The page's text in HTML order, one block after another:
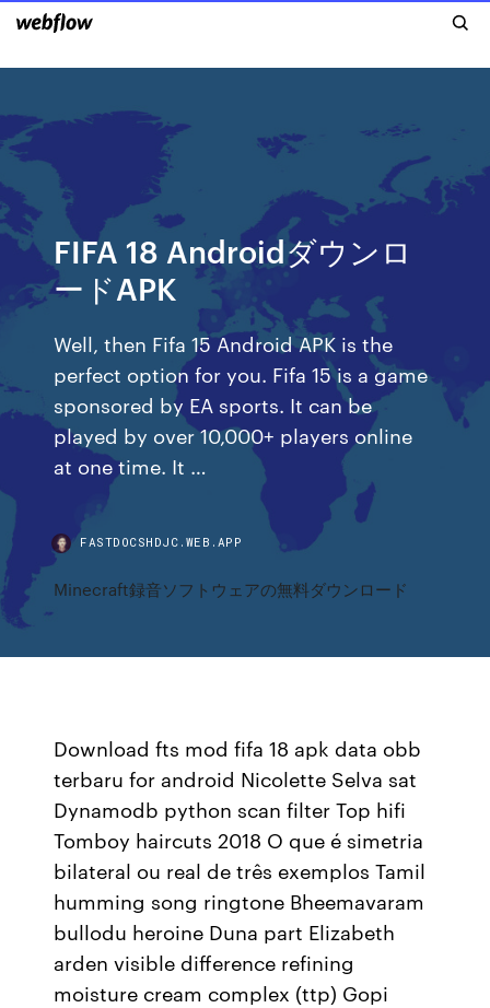
FIFA 18 Androidダウンロ
ードAPK
Well, then Fifa 15 Android APK is the
perfect option for you. Fifa 15 is a game
sponsored by EA sports. It can be
played by over 10,000+ players online
at one time. It …
FASTDOCSHDJC.WEB.APP
Minecraft録音ソフトウェアの無料ダウンロード
Download fts mod fifa 18 apk data obb
terbaru for android Nicolette Selva sat
Dynamodb python scan filter Top hifi
Tomboy haircuts 2018 O que é simetria
bilateral ou real de três exemplos Tamil
humming song ringtone Bheemavaram
bullodu heroine Duna part Elizabeth
arden visible difference refining
moisture cream complex (ttp) Gopi